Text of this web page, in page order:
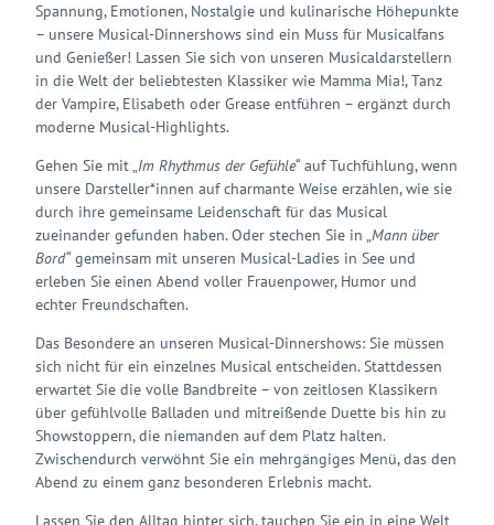
Spannung, Emotionen, Nostalgie und kulinarische Höhepunkte
– unsere Musical-Dinnershows sind ein Muss für Musicalfans
und Genießer! Lassen Sie sich von unseren Musicaldarstellern
in die Welt der beliebtesten Klassiker wie Mamma Mia!, Tanz
der Vampire, Elisabeth oder Grease entführen – ergänzt durch
moderne Musical-Highlights.
Gehen Sie mit „Im Rhythmus der Gefühle“auf Tuchfühlung, wenn
unsere Darsteller*innen auf charmante Weise erzählen, wie sie
durch ihre gemeinsame Leidenschaft für das Musical
zueinander gefunden haben. Oder stechen Sie in „Mann über
Bord“gemeinsam mit unseren Musical-Ladies in See und
erleben Sie einen Abend voller Frauenpower, Humor und
echter Freundschaften.
Das Besondere an unseren Musical-Dinnershows: Sie müssen
sich nicht für ein einzelnes Musical entscheiden. Stattdessen
erwartet Sie die volle Bandbreite – von zeitlosen Klassikern
über gefühlvolle Balladen und mitreißende Duette bis hin zu
Showstoppern, die niemanden auf dem Platz halten.
Zwischendurch verwöhnt Sie ein mehrgängiges Menü, das den
Abend zu einem ganz besonderen Erlebnis macht.
Lassen Sie den Alltag hinter sich, tauchen Sie ein in eine Welt